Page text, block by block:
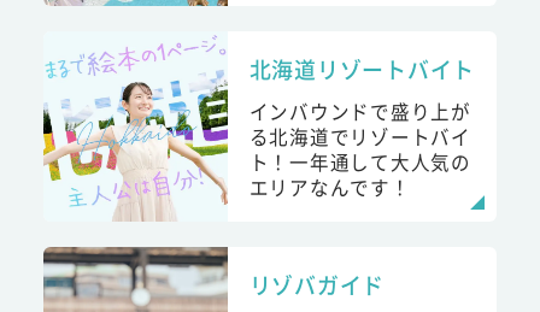
北海道リゾートバイト
インバウンドで盛り上が
る北海道でリゾートバイ
ト！一年通して大人気の
エリアなんです！
リゾバガイド